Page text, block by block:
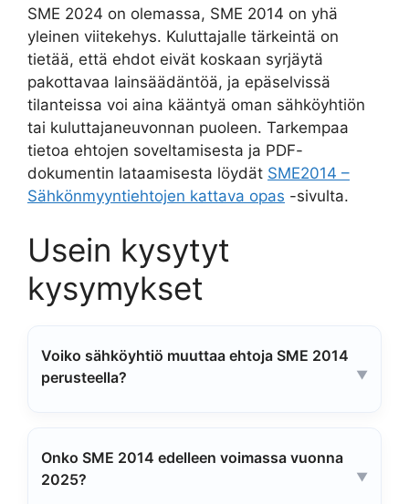
SME 2024 on olemassa, SME 2014 on yhä
yleinen viitekehys. Kuluttajalle tärkeintä on
tietää, että ehdot eivät koskaan syrjäytä
pakottavaa lainsäädäntöä, ja epäselvissä
tilanteissa voi aina kääntyä oman sähköyhtiön
tai kuluttajaneuvonnan puoleen. Tarkempaa
tietoa ehtojen soveltamisesta ja PDF-
dokumentin lataamisesta löydät SME2014 –
Sähkönmyyntiehtojen kattava opas -sivulta.
Usein kysytyt
kysymykset
Voiko sähköyhtiö muuttaa ehtoja SME 2014
perusteella?
Onko SME 2014 edelleen voimassa vuonna
2025?